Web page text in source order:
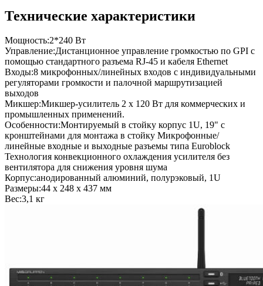
Технические характеристики
Мощность:2*240 Вт
Управление:Дистанционное управление громкостью по GPI с
помощью стандартного разъема RJ-45 и кабеля Ethernet
Входы:8 микрофонных/линейных входов с индивидуальными
регуляторами громкости и палочной маршрутизацией
выходов
Микшер:Микшер-усилитель 2 x 120 Вт для коммерческих и
промышленных применений.
Особенности:Монтируемый в стойку корпус 1U, 19" с
кронштейнами для монтажа в стойку Микрофонные/
линейные входные и выходные разъемы типа Euroblock
Технология конвекционного охлаждения усилителя без
вентилятора для снижения уровня шума
Корпус:анодированный алюминий, полурэковый, 1U
Размеры:44 x 248 x 437 мм
Вес:3,1 кг